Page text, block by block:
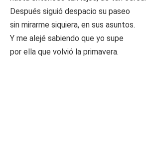
Después siguió despacio su paseo
sin mirarme siquiera, en sus asuntos.
Y me alejé sabiendo que yo supe
por ella que volvió la primavera.